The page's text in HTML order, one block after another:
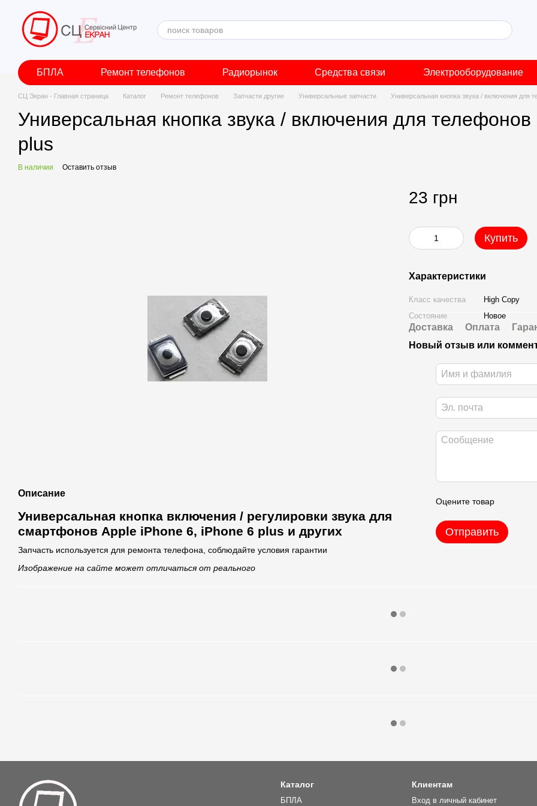
Перейти к основному контенту
БПЛА Ремонт телефонов Радиорынок Средства связи Электрооборудование
СЦ Экран - Главная страница Каталог Ремонт телефонов Запчасти другие Универсальные запчасти Универсальная кнопка звука / включения для
Универсальная кнопка звука / включения для
plus
В наличии Оставить отзыв
Описание
Универсальная кнопка включения / регулировки звука для
смартфонов Apple iPhone 6, iPhone 6 plus и других
Запчасть используется для ремонта телефона, соблюдайте условия гарантии
Изображение на сайте может отличаться от реального
23 грн
Купить
Характеристики
Класс качества
High Copy
Состояние
Новое
Доставка Оплата
Новый отзыв или
Оцените товар
Отправить
Каталог
БПЛА
Клиентам
Вход в личный кабинет